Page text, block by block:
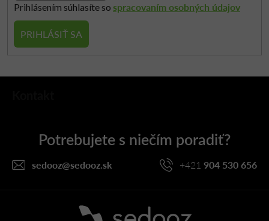
Prihlásením súhlasíte so spracovaním osobných údajov
PRIHLÁSIŤ SA
sedooz@sedooz.sk +421 904 530 656